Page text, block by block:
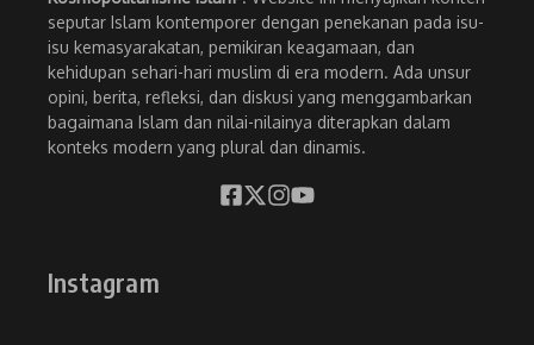
seputar Islam kontemporer dengan penekanan pada isu-
isu kemasyarakatan, pemikiran keagamaan, dan
kehidupan sehari-hari muslim di era modern. Ada unsur
opini, berita, refleksi, dan diskusi yang menggambarkan
bagaimana Islam dan nilai-nilainya diterapkan dalam
konteks modern yang plural dan dinamis.
Instagram